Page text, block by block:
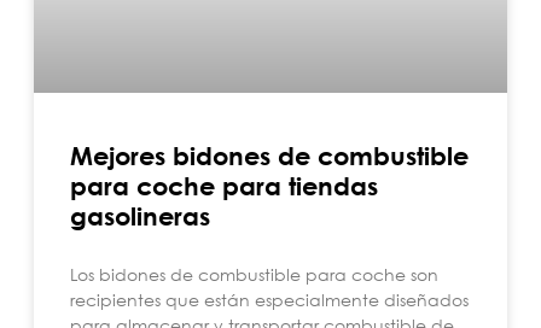
Mejores bidones de combustible
para coche para tiendas
gasolineras
Los bidones de combustible para coche son
recipientes que están especialmente diseñados